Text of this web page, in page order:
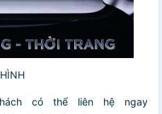
có thể liên hệ ngay